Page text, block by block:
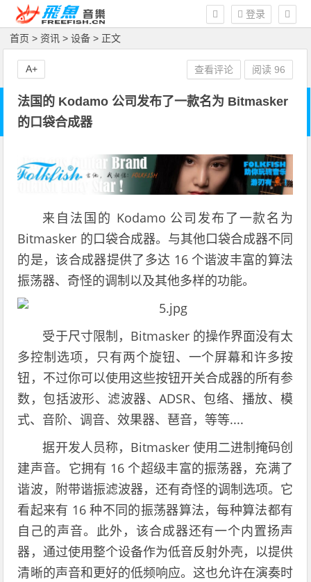
登录
首页 >资讯 >设备 > 正文
法国的 Kodamo 公司发布了一款名为 Bitmasker
的口袋合成器
来自法国的 Kodamo 公司发布了一款名为
Bitmasker 的口袋合成器。与其他口袋合成器不同
的是，该合成器提供了多达 16 个谐波丰富的算法
振荡器、奇怪的调制以及其他多样的功能。
受于尺寸限制，Bitmasker 的操作界面没有太
多控制选项，只有两个旋钮、一个屏幕和许多按
钮，不过你可以使用这些按钮开关合成器的所有参
数，包括波形、滤波器、ADSR、包络、播放、模
式、音阶、调音、效果器、琶音，等等....
据开发人员称，Bitmasker 使用二进制掩码创
建声音。它拥有 16 个超级丰富的振荡器，充满了
谐波，附带谐振滤波器，还有奇怪的调制选项。它
看起来有 16 种不同的振荡器算法，每种算法都有
自己的声音。此外，该合成器还有一个内置扬声
器，通过使用整个设备作为低音反射外壳，以提供
清晰的声音和更好的低频响应。这也允许在演奏时
查看评论 阅读96
A+